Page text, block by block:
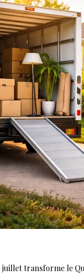
juillet transforme le